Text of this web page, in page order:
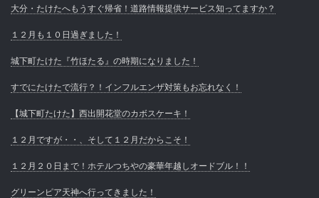
大分・たけたへもうすぐ帰省！道路情報提供サービス知ってますか？
１２月も１０日過ぎました！
城下町たけた『竹ほたる』の時期になりました！
すでにたけたで流行？！インフルエンザ対策もお忘れなく！
【城下町たけた】西出開花堂のカボスケーキ！
１２月ですが・・、そして１２月だからこそ！
１２月２０日まで！ホテルつちやの豪華年越しオードブル！！
グリーンピア天神へ行ってきました！